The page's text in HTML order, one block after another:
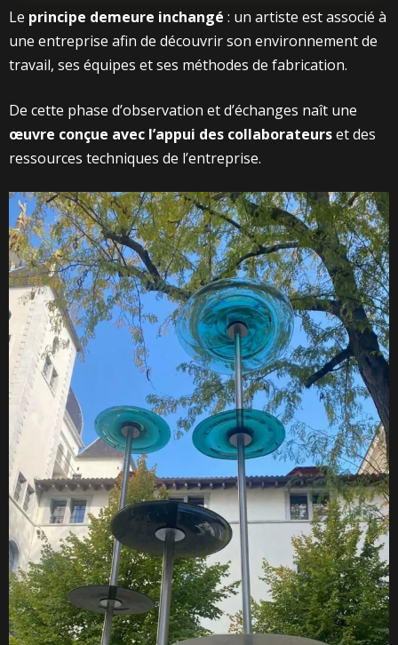
Le principe demeure inchangé : un artiste est associé à
une entreprise afin de découvrir son environnement de
travail, ses équipes et ses méthodes de fabrication.
De cette phase d’observation et d’échanges naît une
œuvre conçue avec l’appui des collaborateurset des
ressources techniques de l’entreprise.